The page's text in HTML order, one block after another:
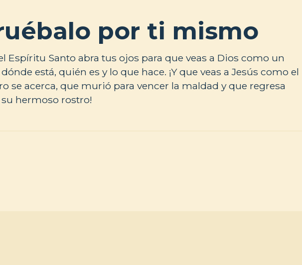
por ti mismo
Espíritu Santo abra tus ojos para que veas a Dios como un
está, quién es y lo que hace. ¡Y que veas a Jesús como el
se acerca, que murió para vencer la maldad y que regresa
hermoso rostro!